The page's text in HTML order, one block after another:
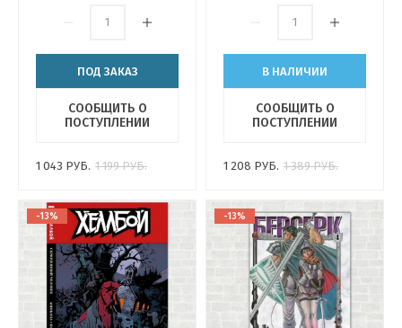
ПОД ЗАКАЗ
СООБЩИТЬ О
ПОСТУПЛЕНИИ
1 043 РУБ. 1 199РУБ.
В НАЛИЧИИ
СООБЩИТЬ О
ПОСТУПЛЕНИИ
1 208 РУБ. 1 389РУБ.
-13% -13%